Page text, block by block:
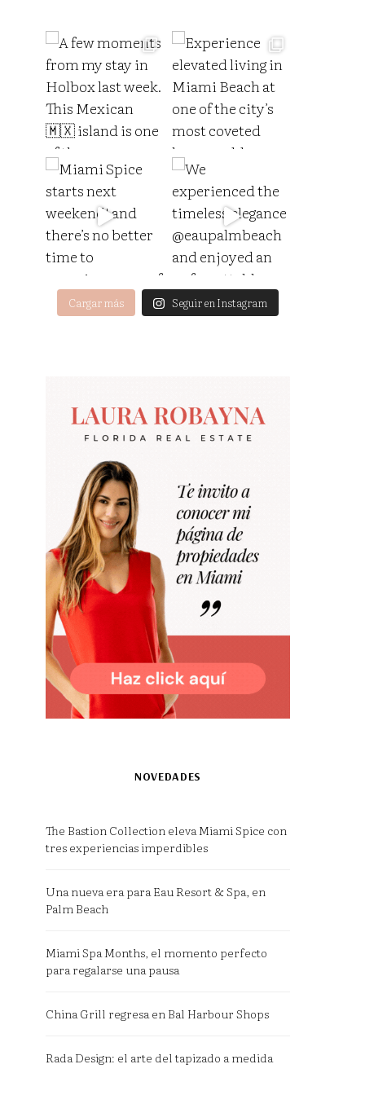
Cargar más Seguir en Instagram
NOVEDADES
The Bastion Collection eleva Miami Spice con
tres experiencias imperdibles
Una nueva era para Eau Resort & Spa, en
Palm Beach
Miami Spa Months, el momento perfecto
para regalarse una pausa
China Grill regresa en Bal Harbour Shops
Rada Design: el arte del tapizado a medida